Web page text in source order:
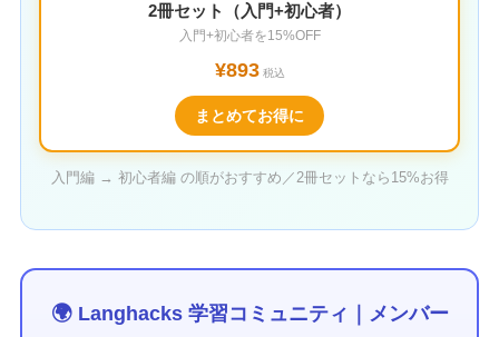
2冊セット（入門+初心者）
入門+初心者を15%OFF
¥893税込
まとめてお得に
入門編 → 初心者編 の順がおすすめ／2冊セットなら15%お得
🌍 Langhacks 学習コミュニティ｜メンバー